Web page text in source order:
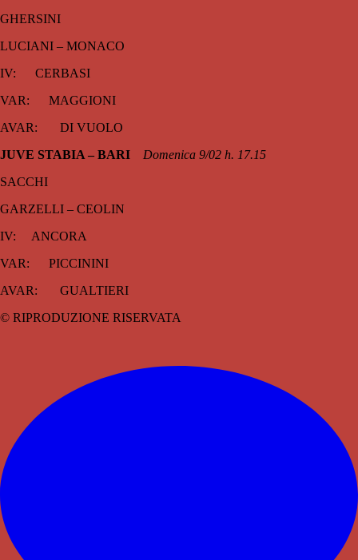
GHERSINI
LUCIANI – MONACO
IV: CERBASI
VAR: MAGGIONI
AVAR: DI VUOLO
JUVE STABIA – BARI Domenica 9/02 h. 17.15
SACCHI
GARZELLI – CEOLIN
IV: ANCORA
VAR: PICCININI
AVAR: GUALTIERI
© RIPRODUZIONE RISERVATA